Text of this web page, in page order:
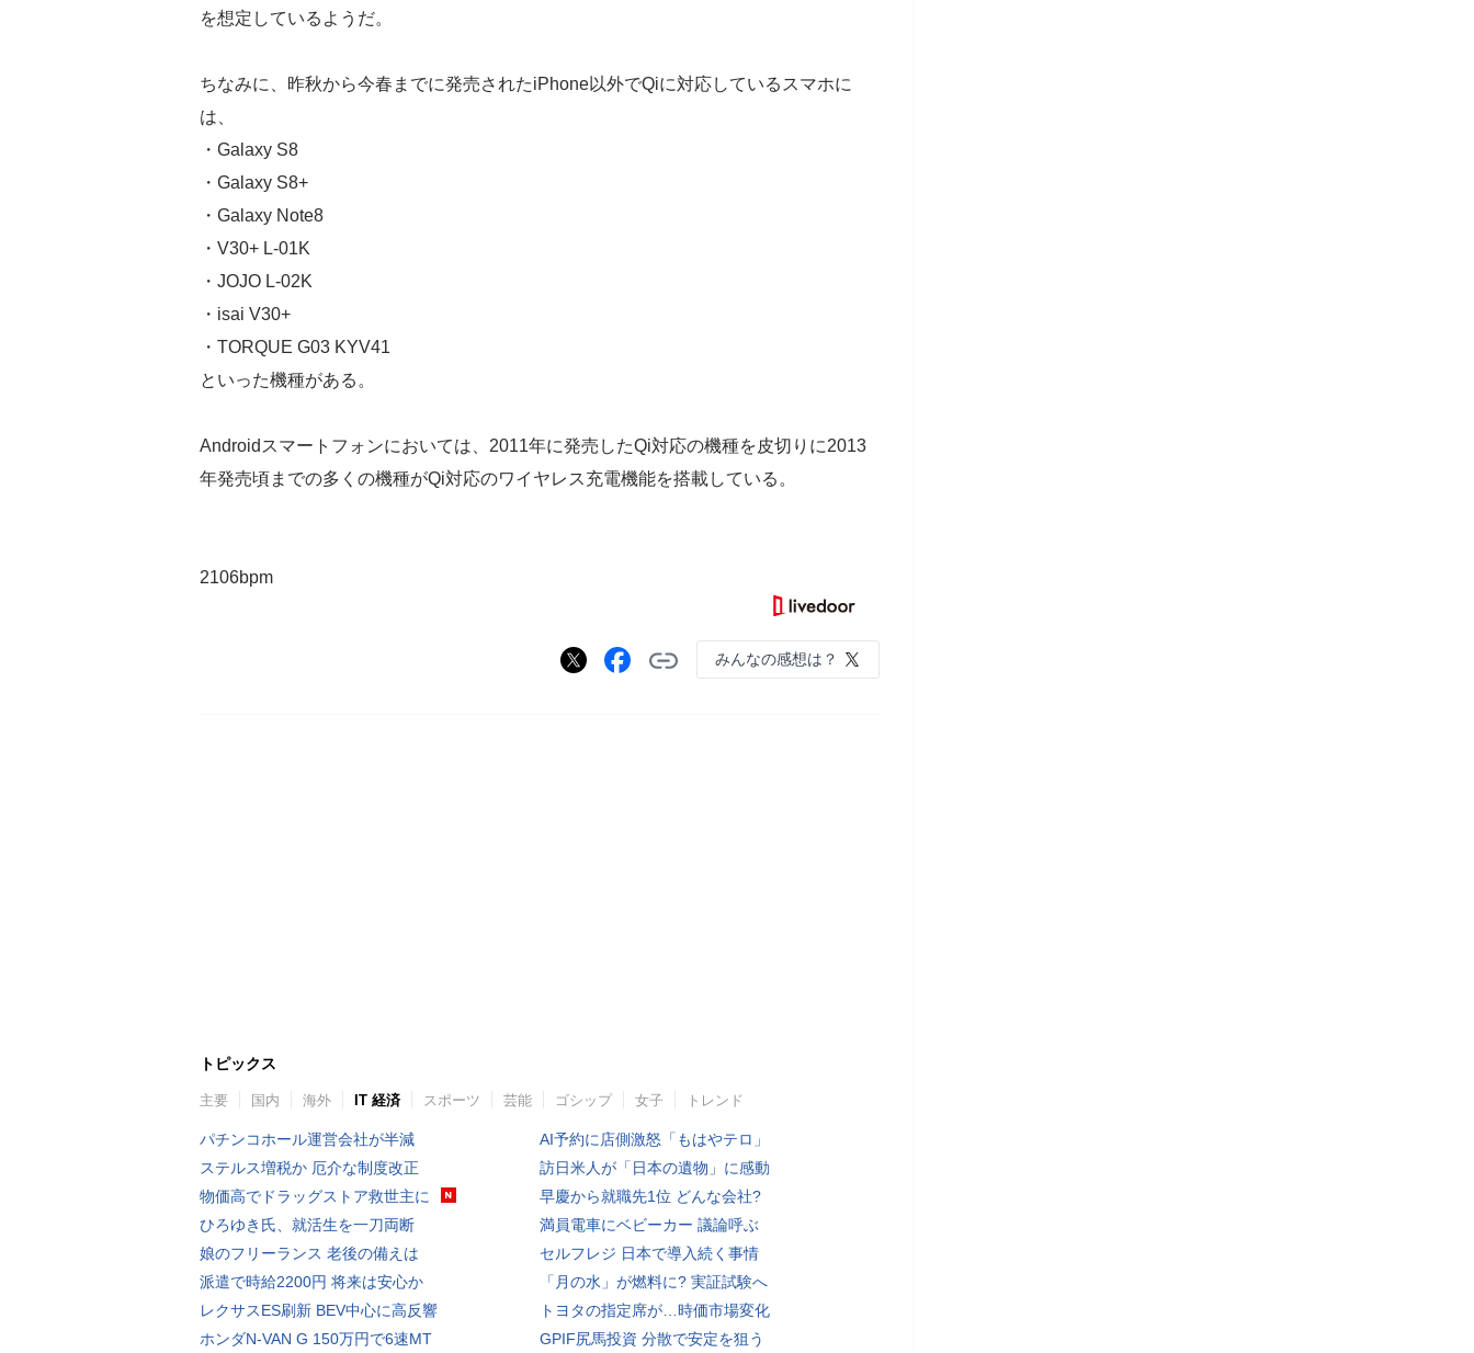
を想定しているようだ。
ちなみに、昨秋から今春までに発売されたiPhone以外でQiに対応しているスマホに
は、
・Galaxy S8
・Galaxy S8+
・Galaxy Note8
・V30+ L-01K
・JOJO L-02K
・isai V30+
・TORQUE G03 KYV41
といった機種がある。
Androidスマートフォンにおいては、2011年に発売したQi対応の機種を皮切りに2013
年発売頃までの多くの機種がQi対応のワイヤレス充電機能を搭載している。
2106bpm
みんなの感想は？
トピックス
主要 国内 海外 IT 経済 スポーツ 芸能 ゴシップ 女子 トレンド
パチンコホール運営会社が半減
ステルス増税か 厄介な制度改正
物価高でドラッグストア救世主に
ひろゆき氏、就活生を一刀両断
娘のフリーランス 老後の備えは
派遣で時給2200円 将来は安心か
レクサスES刷新 BEV中心に高反響
ホンダN-VAN G 150万円で6速MT
AI予約に店側激怒「もはやテロ」
訪日米人が「日本の遺物」に感動
早慶から就職先1位 どんな会社?
満員電車にベビーカー 議論呼ぶ
セルフレジ 日本で導入続く事情
「月の水」が燃料に? 実証試験へ
トヨタの指定席が…時価市場変化
GPIF尻馬投資 分散で安定を狙う